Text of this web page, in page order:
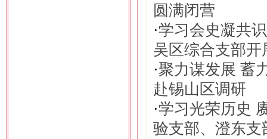
圆满闭营
·学习会史凝共
吴区综合支部
·聚力谋发展 蓄
赴锡山区调研
·学习光荣历史
验支部、澄东